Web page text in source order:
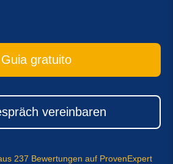
Guia gratuito
vereinbaren
237 Bewertungen auf ProvenExpert